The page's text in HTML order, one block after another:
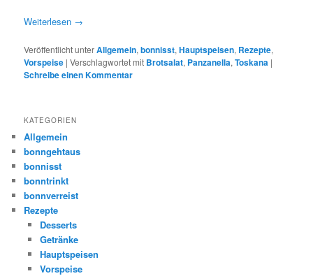
Weiterlesen →
Veröffentlicht unterAllgemein,bonnisst,Hauptspeisen, Rezepte,
Vorspeise |Verschlagwortet mit Brotsalat, Panzanella,Toskana |
Schreibe einen Kommentar
KATEGORIEN
Allgemein
bonngehtaus
bonnisst
bonntrinkt
bonnverreist
Rezepte
Desserts
Getränke
Hauptspeisen
Vorspeise